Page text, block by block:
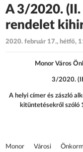
A 3/2020.
rendelet
2020. február 17., hétfő,
Monor Város
3/2020.
A helyi címer és zászló
kitüntetésekről szóló
Monor Városi